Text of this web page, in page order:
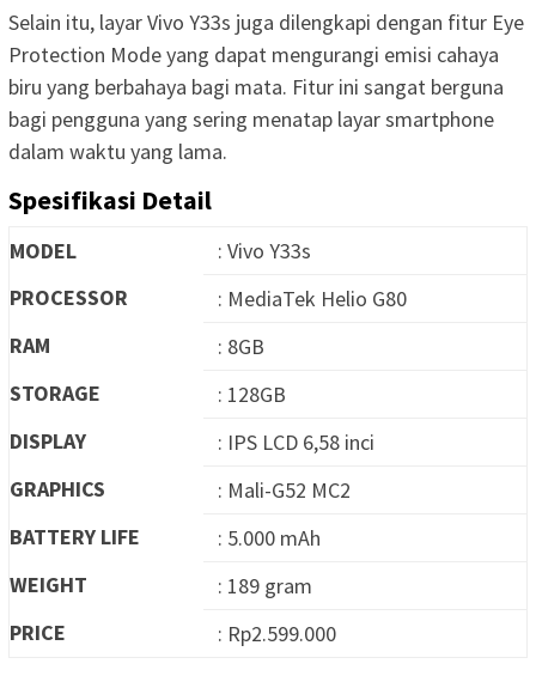
Selain itu, layar Vivo Y33s juga dilengkapi dengan fitur Eye
Protection Mode yang dapat mengurangi emisi cahaya
biru yang berbahaya bagi mata. Fitur ini sangat berguna
bagi pengguna yang sering menatap layar smartphone
dalam waktu yang lama.
Spesifikasi Detail
MODEL
: Vivo Y33s
PROCESSOR
: MediaTek Helio G80
RAM
: 8GB
STORAGE
: 128GB
DISPLAY
: IPS LCD 6,58 inci
GRAPHICS
: Mali-G52 MC2
BATTERY LIFE
: 5.000 mAh
WEIGHT
: 189 gram
PRICE
: Rp2.599.000